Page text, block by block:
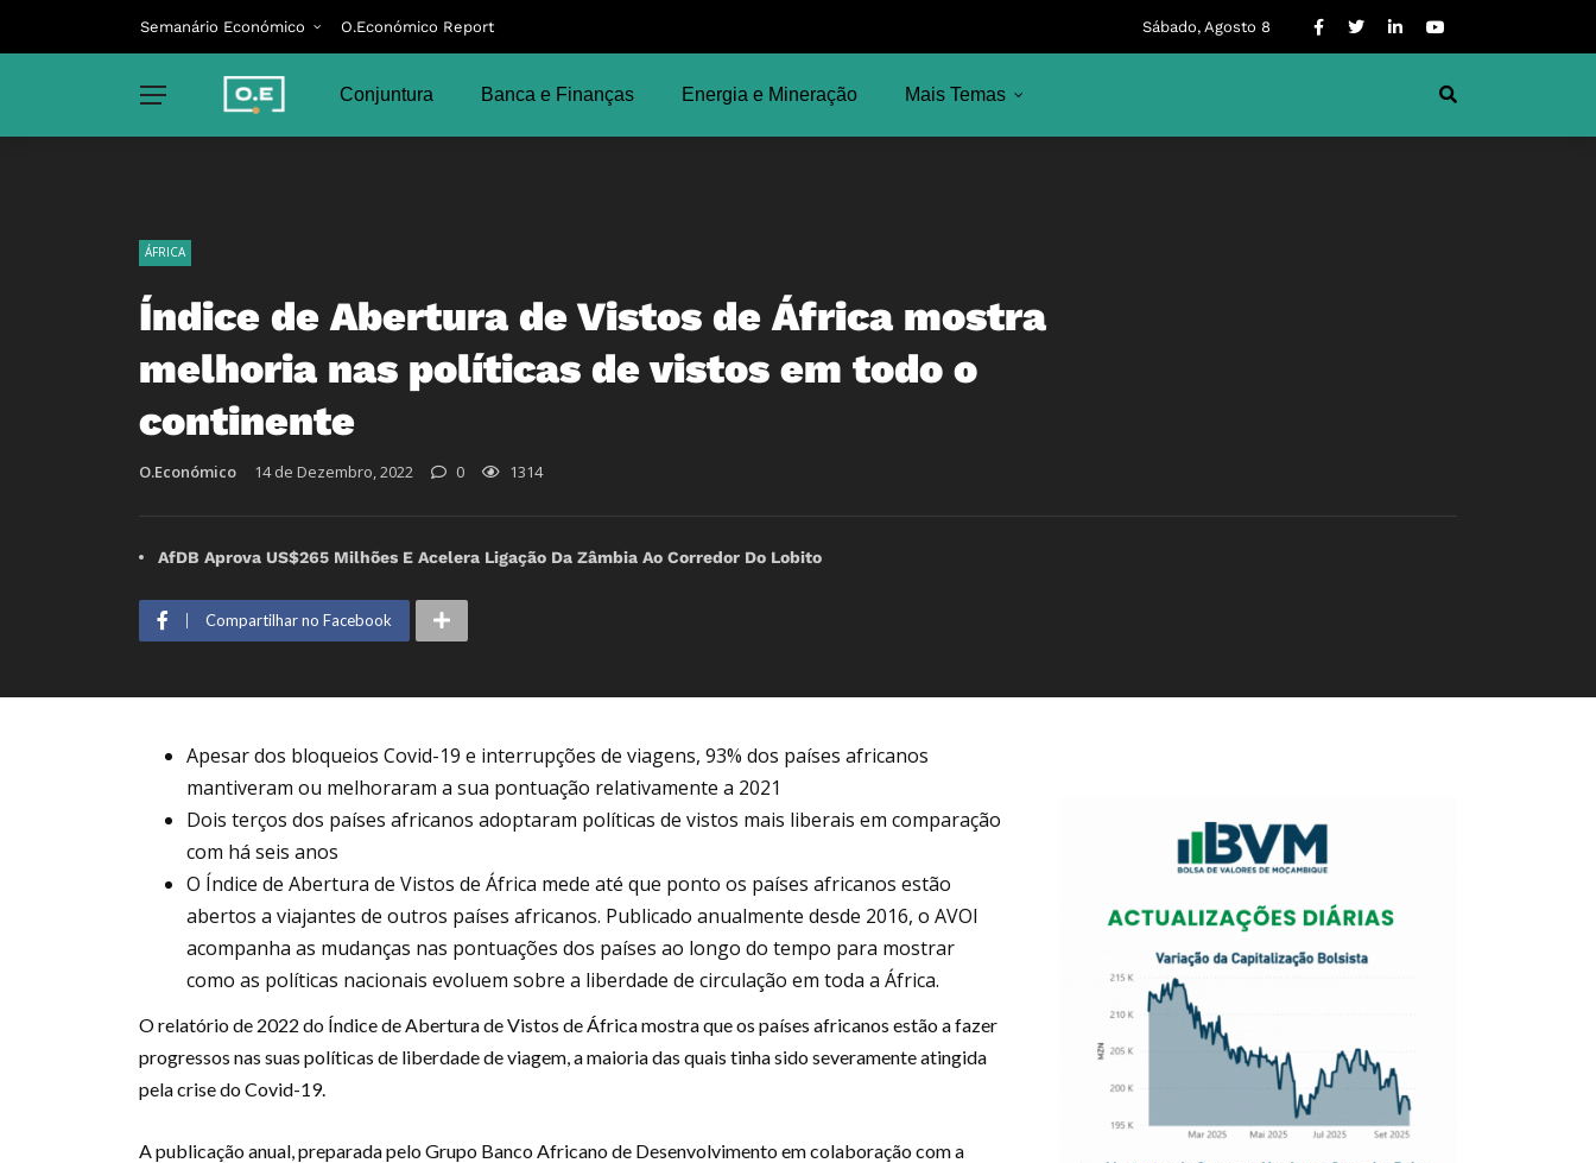
Semanário Económico O.Económico Report Sábado, Agosto 8
Conjuntura Banca e Finanças Energia e Mineração Mais Temas
ÁFRICA
Índice de Abertura de Vistos de África mostra
melhoria nas políticas de vistos em todo o
continente
O.Económico 14 de Dezembro, 2022 0 1314
AfDB Aprova US$265 Milhões E Acelera Ligação Da Zâmbia Ao Corredor Do Lobito
Compartilhar no Facebook
Apesar dos bloqueios Covid-19 e interrupções de viagens, 93% dos países africanos
mantiveram ou melhoraram a sua pontuação relativamente a 2021
Dois terços dos países africanos adoptaram políticas de vistos mais liberais em comparação
com há seis anos
O Índice de Abertura de Vistos de África mede até que ponto os países africanos estão
abertos a viajantes de outros países africanos. Publicado anualmente desde 2016, o AVOI
acompanha as mudanças nas pontuações dos países ao longo do tempo para mostrar
como as políticas nacionais evoluem sobre a liberdade de circulação em toda a África.
O relatório de 2022 do Índice de Abertura de Vistos de África mostra que os países africanos estão a fazer
progressos nas suas políticas de liberdade de viagem, a maioria das quais tinha sido severamente atingida
pela crise do Covid-19.
A publicação anual, preparada pelo Grupo Banco Africano de Desenvolvimento em colaboração com a